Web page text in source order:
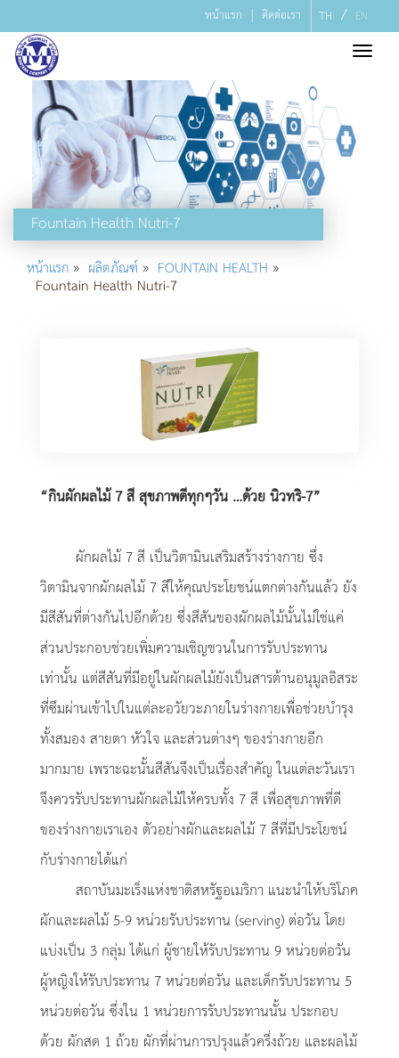
TH / EN
ติดต่อเรา
หน้าแรก
Fountain Health Nutri-7
หน้าแรก» ผลิตภัณฑ์» FOUNTAIN HEALTH »
Fountain Health Nutri-7
“กินผักผลไม้ 7 สี สุขภาพดีทุกๆวัน …ด้วย นิวทริ-7”
ผักผลไม้ 7 สี เป็นวิตามินเสริมสร้างร่างกาย ซึ่ง
วิตามินจากผักผลไม้ 7 สีให้คุณประโยชน์แตกต่างกันแล้ว ยัง
มีสีสันที่ต่างกันไปอีกด้วย ซึ่งสีสันของผักผลไม้นั้นไม่ใช่แค่
ส่วนประกอบช่วยเพิ่มความเชิญชวนในการรับประทาน
เท่านั้น แต่สีสันที่มีอยู่ในผักผลไม้ยังเป็นสารต้านอนุมูลอิสระ
ที่ซึมผ่านเข้าไปในแต่ละอวัยวะภายในร่างกายเพื่อช่วยบำรุง
ทั้งสมอง สายตา หัวใจ และส่วนต่างๆ ของร่างกายอีก
มากมาย เพราะฉะนั้นสีสันจึงเป็นเรื่องสำคัญ ในแต่ละวันเรา
จึงควรรับประทานผักผลไม้ให้ครบทั้ง 7 สี เพื่อสุขภาพที่ดี
ของร่างกายเราเอง ตัวอย่างผักและผลไม้ 7 สีที่มีประโยชน์
กับร่างกายได้แก่
สถาบันมะเร็งแห่งชาติสหรัฐอเมริกา แนะนำให้บริโภค
ผักและผลไม้ 5-9 หน่วยรับประทาน (serving) ต่อวัน โดย
แบ่งเป็น 3 กลุ่ม ได้แก่ ผู้ชายให้รับประทาน 9 หน่วยต่อวัน
ผู้หญิงให้รับประทาน 7 หน่วยต่อวัน และเด็กรับประทาน 5
หน่วยต่อวัน ซึ่งใน 1 หน่วยการรับประทานนั้น ประกอบ
ด้วย ผักสด 1 ถ้วย ผักที่ผ่านการปรุงแล้วครึ่งถ้วย และผลไม้